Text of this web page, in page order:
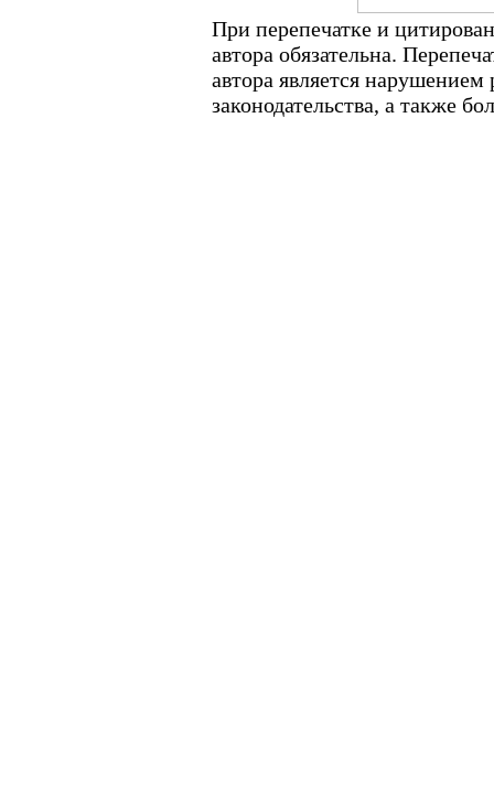
При перепечатке и
автора обязательна.
автора является
законодательства, а также